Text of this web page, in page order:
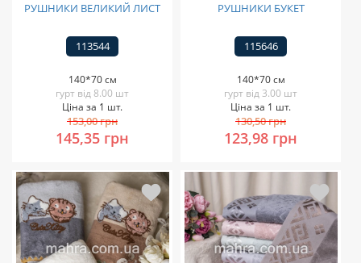
РУШНИКИ ВЕЛИКИЙ ЛИСТ
113544
140*70 см
гурт від 8.00 шт
Ціна за 1 шт.
153,00 грн
145,35 грн
РУШНИКИ БУКЕТ
115646
140*70 см
гурт від 3.00 шт
Ціна за 1 шт.
130,50 грн
123,98 грн